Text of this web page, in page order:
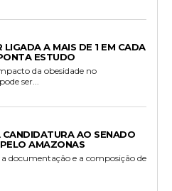
A MAIS DE 1 EM CADA
ESTUDO
da obesidade no
ser...
AO SENADO
AMAZONAS
documentação e a composição de